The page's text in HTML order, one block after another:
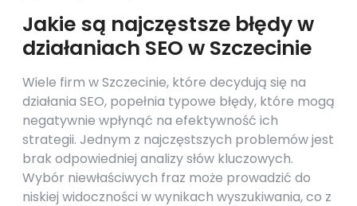
Jakie są najczęstsze błędy w
działaniach SEO w Szczecinie
Wiele firm w Szczecinie, które decydują się na
działania SEO, popełnia typowe błędy, które mogą
negatywnie wpłynąć na efektywność ich
strategii. Jednym z najczęstszych problemów jest
brak odpowiedniej analizy słów kluczowych.
Wybór niewłaściwych fraz może prowadzić do
niskiej widoczności w wynikach wyszukiwania, co z